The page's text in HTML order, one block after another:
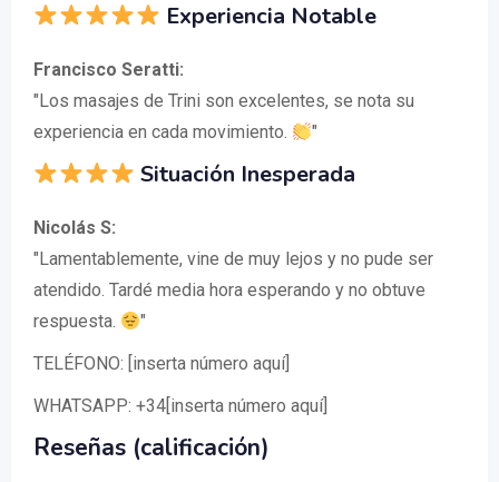
Experiencia Notable
Francisco Seratti:
"Los masajes de Trini son excelentes, se nota su
experiencia en cada movimiento.
"
Situación Inesperada
Nicolás S:
"Lamentablemente, vine de muy lejos y no pude ser
atendido. Tardé media hora esperando y no obtuve
respuesta.
"
TELÉFONO: [inserta número aquí]
WHATSAPP: +34[inserta número aquí]
Reseñas (calificación)